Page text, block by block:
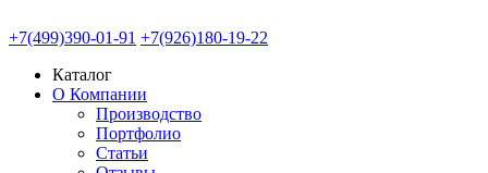
+7(499)390-01-91 +7(926)180-19-22
Каталог
О Компании
Производство
Портфолио
Статьи